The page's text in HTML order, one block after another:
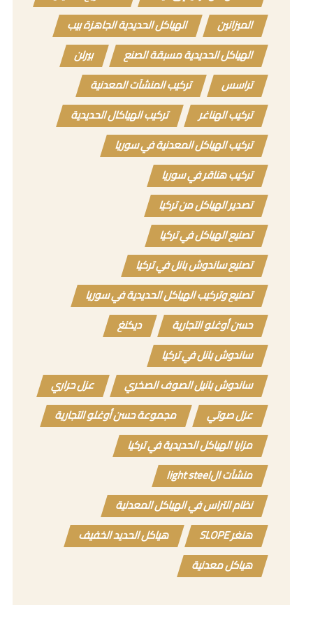
الميزانين
الهياكل الحديدية الجاهزة بيب
الهياكل الحديدية مسبقة الصنع
بيرلن
تراسس
تركيب المنشآت المعدنية
تركيب الهناغر
تركيب الهياكال الحديدية
تركيب الهياكل المعدنية في سوريا
تركيب هناقر في سوريا
تصدير الهياكل من تركيا
تصنيع الهياكل في تركيا
تصنيع ساندوش بانل في تركيا
تصنيع وتركيب الهياكل الحديدية في سوريا
حسن أوغلو التجارية
ديكنغ
ساندوش بانل في تركيا
ساندوش بانيل الصوف الصخري
عزل حراري
عزل صوتي
مجموعة حسن أوغلو التجارية
مزايا الهياكل الحديدية في تركيا
منشآت الlight steel
نظام التراس في الهياكل المعدنية
هنغر SLOPE
هياكل الحديد الخفيف
هياكل معدنية